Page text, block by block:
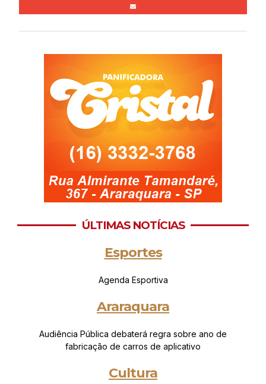
ÚLTIMAS NOTÍCIAS
Esportes
Agenda Esportiva
Araraquara
Audiência Pública debaterá regra sobre ano de
fabricação de carros de aplicativo
Cultura